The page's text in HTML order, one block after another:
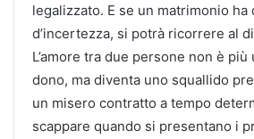
legalizzato. E se un matrimonio ha
d’incertezza, si potrà ricorrere al
L’amore tra due persone non è
dono, ma diventa uno squallido
un misero contratto a tempo
scappare quando si presentano i